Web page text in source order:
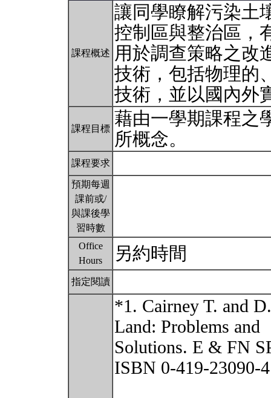
課程概述
讓同學瞭解污染土
控制區與整治區，
用於調查策略之改
技術，包括物理的
技術，並以國內外
課程目標 藉由一學期課程之
所概念。
課程要求
預期每週
課前或/
與課後學
習時數
Office
Hours
另約時間
指定閱讀
*1. Cairney T. and
Land: Problems and
Solutions. E & FN
ISBN 0-419-23090-